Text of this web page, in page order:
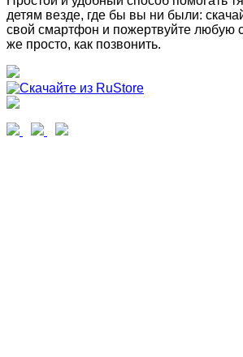
детям везде, где бы вы ни были:
свой смартфон и пожертвуйте любую
же просто, как позвонить.